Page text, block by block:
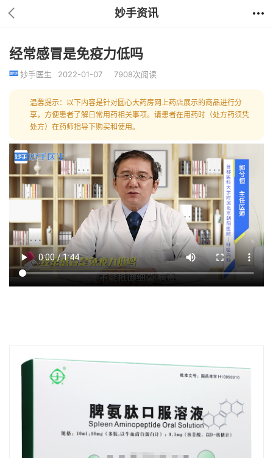
妙手资讯
经常感冒是免疫力低吗
妙手医生 2022-01-07 7908次阅读
温馨提示：以下内容是针对圆心大药房网上药店展示的商品进行分
享，方便患者了解日常用药相关事项。请患者在用药时（处方药须凭
处方）在药师指导下购买和使用。